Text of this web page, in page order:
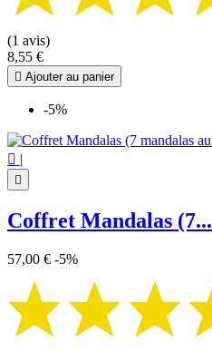
(1 avis)
8,55 €
 Ajouter au panier
-5%
 |

Coffret Mandalas (7...
57,00 € -5%